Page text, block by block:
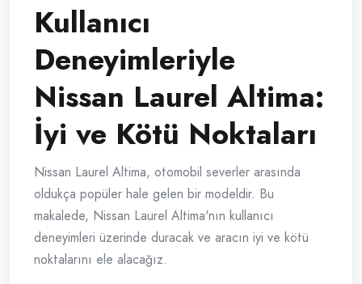
Kullanıcı
Deneyimleriyle
Nissan Laurel Altima:
İyi ve Kötü Noktaları
Nissan Laurel Altima, otomobil severler arasında
oldukça popüler hale gelen bir modeldir. Bu
makalede, Nissan Laurel Altima'nın kullanıcı
deneyimleri üzerinde duracak ve aracın iyi ve kötü
noktalarını ele alacağız.